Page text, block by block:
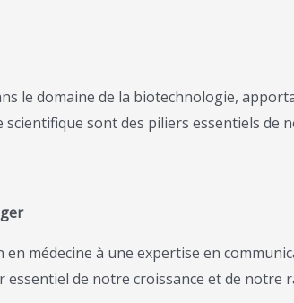
le domaine de la biotechnologie,
sont des piliers essentiels de
médecine à une expertise en
de notre croissance et de notre